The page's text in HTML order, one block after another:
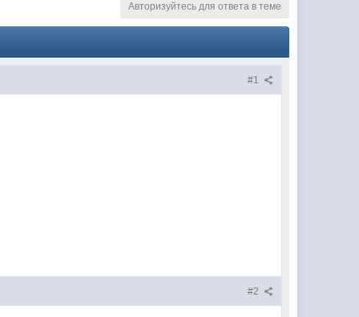
Авторизуйтесь для ответа в теме
#1
#2